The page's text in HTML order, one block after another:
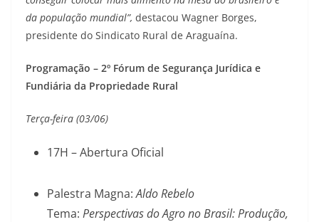
da população mundial”, destacou Wagner Borges,
presidente do Sindicato Rural de Araguaína.
Programação – 2º Fórum de Segurança Jurídica e
Fundiária da Propriedade Rural
Terça-feira (03/06)
17H – Abertura Oficial
Palestra Magna:Aldo Rebelo
Tema: Perspectivas do Agro no Brasil: Produção,